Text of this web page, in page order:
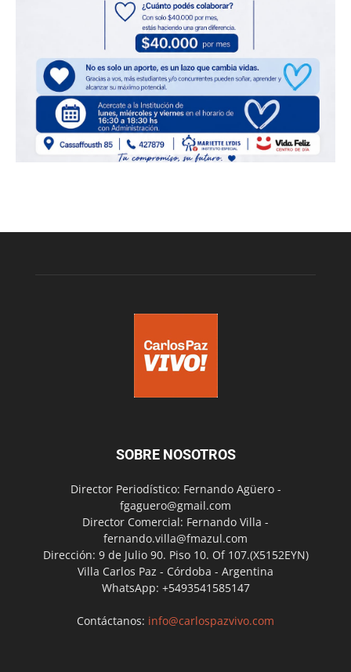
SOBRE NOSOTROS
Director Periodístico: Fernando Agüero -
fgaguero@gmail.com
Director Comercial: Fernando Villa -
fernando.villa@fmazul.com
Dirección: 9 de Julio 90. Piso 10. Of 107.(X5152EYN)
Villa Carlos Paz - Córdoba - Argentina
WhatsApp: +5493541585147
Contáctanos: info@carlospazvivo.com